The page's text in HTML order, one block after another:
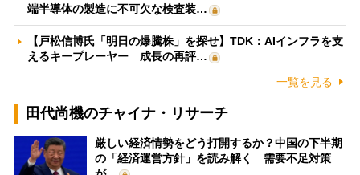
端半導体の製造に不可欠な検査装…
【戸松信博氏「明日の爆騰株」を探せ】TDK：AIインフラを支
えるキープレーヤー 成長の再評…
一覧を見る
田代尚機のチャイナ・リサーチ
厳しい経済情勢をどう打開するか？中国の下半期
の「経済運営方針」を読み解く 需要不足対策